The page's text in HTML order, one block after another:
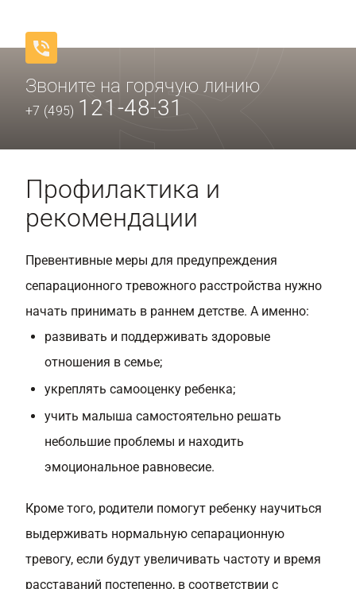
Звоните на горячую линию
+7 (495) 121-48-31
Профилактика и
рекомендации
Превентивные меры для предупреждения
сепарационного тревожного расстройства нужно
начать принимать в раннем детстве. А именно:
развивать и поддерживать здоровые
отношения в семье;
укреплять самооценку ребенка;
учить малыша самостоятельно решать
небольшие проблемы и находить
эмоциональное равновесие.
Кроме того, родители помогут ребенку научиться
выдерживать нормальную сепарационную
тревогу, если будут увеличивать частоту и время
расставаний постепенно, в соответствии с